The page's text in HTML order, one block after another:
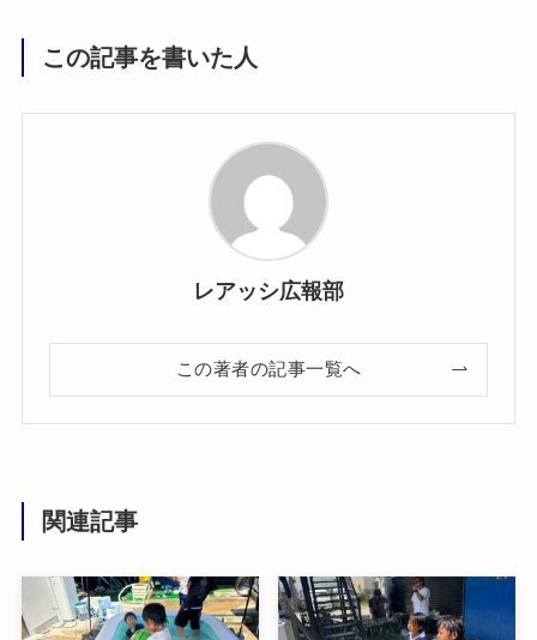
この記事を書いた人
レアッシ広報部
この著者の記事一覧へ
関連記事